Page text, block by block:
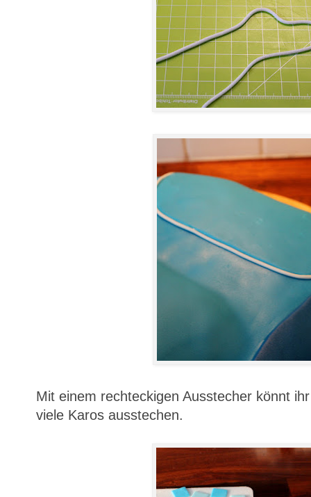
Mit einem rechteckigen Ausstecher könnt
viele Karos ausstechen.